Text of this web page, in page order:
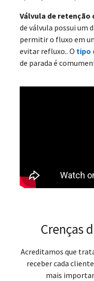
Válvula de retenção
de válvula possui um
permitir o fluxo em
evitar refluxo.. O tipo
de parada é
Crenças
Acreditamos que
receber cada
mais